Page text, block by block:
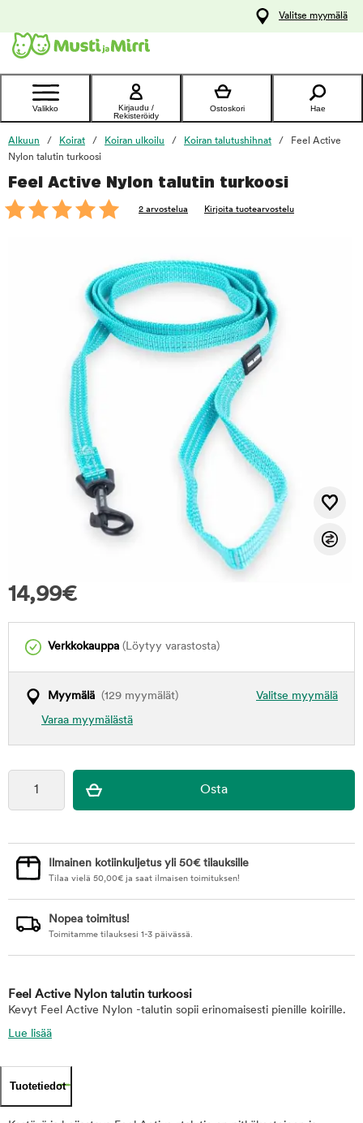
Ota yhteyttä
asiakaspalveluun
Valitse myymälä
Valikko
Kirjaudu /
Rekisteröidy
Ostoskori Hae
Alkuun Koirat Koiran ulkoilu Koiran talutushihnat
Feel Active
Nylon talutin turkoosi
Feel Active Nylon talutin turkoosi
2 arvostelua Kirjoita tuotearvostelu
14,99€
Verkkokauppa (Löytyy varastosta)
Valitse myymälä
Myymälä (129 myymälät)
Varaa myymälästä
foo
Ilmainen kotiinkuljetus yli 50€ tilauksille
Tilaa vielä 50,00€ ja saat ilmaisen toimituksen!
Nopea toimitus!
Toimitamme tilauksesi 1-3 päivässä.
Feel Active Nylon talutin turkoosi
Kevyt Feel Active Nylon -talutin sopii erinomaisesti pienille koirille.
Lue lisää
Tuotetiedot